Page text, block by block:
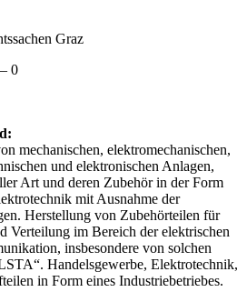
Graz
0
mechanischen, elektromechanischen,
und elektronischen Anlagen,
Art und deren Zubehör in der Form
mit Ausnahme der
Herstellung von Zubehörteilen für
Verteilung im Bereich der elektrischen
insbesondere von solchen
Handelsgewerbe, Elektrotechnik,
in Form eines Industriebetriebes.